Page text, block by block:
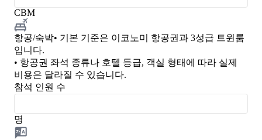
CBM
항공/숙박• 기본 기준은 이코노미 항공권과 3성급 트윈룸
입니다.
• 항공권 좌석 종류나 호텔 등급, 객실 형태에 따라 실제
비용은 달라질 수 있습니다.
참석 인원 수
명